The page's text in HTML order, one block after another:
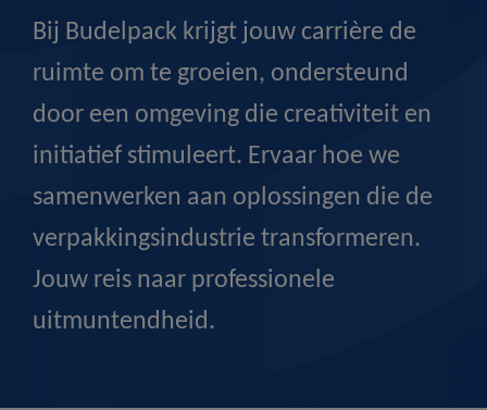
Bij Budelpack krijgt jouw carrière de
ruimte om te groeien, ondersteund
door een omgeving die creativiteit en
initiatief stimuleert. Ervaar hoe we
samenwerken aan oplossingen die de
verpakkingsindustrie transformeren.
Jouw reis naar professionele
uitmuntendheid.